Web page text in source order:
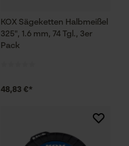
KOX Sägeketten Halbmeißel
325", 1.6 mm, 74 Tgl., 3er
Pack
48,83 €*